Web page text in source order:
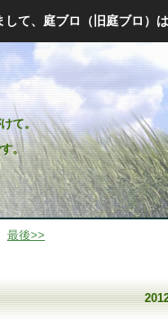
て、庭ブロ（旧庭ブロ）
て。
。
最後>>